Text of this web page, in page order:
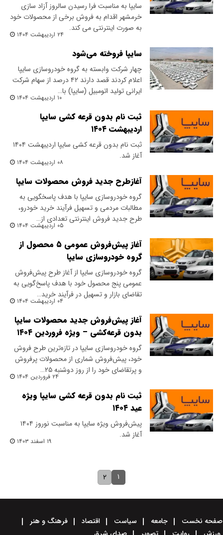
سایپا به مناسبت فرا رسیدن سالروز آزاد سازی
خرمشهر اقدام به فروش برخی از محصولات خود
به صورت اینترنتی می کند.
۲۴ اردیبهشت ۱۴۰۴
سایپا فروخته می‌شود
چهار شرکت وابسته به گروه خودروسازی سایپا
اعلام کردند قصد دارند ۴۲ درصد از سهام شرکت
ایرانی تولید اتومبیل (سایپا) با…
۱۰ اردیبهشت ۱۴۰۴
ثبت نام بدون قرعه کشی سایپا
اردیبهشت ۱۴۰۴
ثبت نام بدون قرعه کشی سایپا اردیبهشت ۱۴۰۴
آغاز شد.
۰۸ اردیبهشت ۱۴۰۴
آغازطرح جدید فروش محصولات سایپا
گروه خودروسازی سایپا با هدف پاسخگویی به
مطالبات مردمی و تسهیل فرآیند خرید خودرو،
طرح جدید فروش اینترنتی تعدادی از…
۰۵ اردیبهشت ۱۴۰۴
آغاز پیش‌فروش عمومی ۵ محصول از
گروه خودروسازی سایپا
گروه خودروسازی سایپا از آغاز طرح پیش‌فروش
عمومی پنج محصول خود با هدف پاسخ‌گویی به
تقاضای بازار و تسهیل در فرآیند خرید…
۰۴ اردیبهشت ۱۴۰۴
آغاز پیش‌فروش جدید محصولات سایپا
بدون قرعه‌کشی – ویژه فروردین ۱۴۰۴
گروه خودروسازی سایپا در تازه‌ترین طرح فروش
خود، پیش‌فروش شماری از محصولات پرفروش
و پرتقاضای خود را از روز دوشنبه ۲۵…
۲۴ فروردین ۱۴۰۴
ثبت نام بدون قرعه کشی سایپا ویژه
عید ۱۴۰۴
پیش‌فروش ویژه سایپا به مناسبت نوروز ۱۴۰۴
آغاز شد.
۱۹ اسفند ۱۴۰۳
۱ ۲
صفحه نخست جامعه سیاست اقتصاد
فرهنگ و هنر